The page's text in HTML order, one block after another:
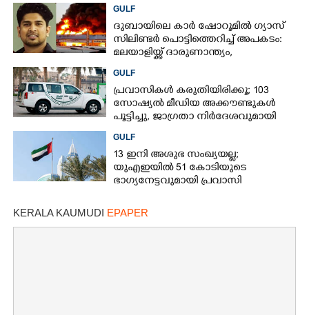
GULF
ദുബായിലെ കാർ ഷോറൂമിൽ ഗ്യാസ്
സിലിണ്ടർ പൊട്ടിത്തെറിച്ച് അപകടം:
മലയാളിയ്ക്ക് ദാരുണാന്ത്യം,
GULF
പ്രവാസികൾ കരുതിയിരിക്കൂ; 103
സോഷ്യൽ മീഡിയ അക്കൗണ്ടുകൾ
പൂട്ടിച്ചു, ജാഗ്രതാ നിർദേശവുമായി
GULF
13 ഇനി അശുഭ സംഖ്യയല്ല;
യുഎഇയിൽ 51 കോടിയുടെ
ഭാഗ്യനേട്ടവുമായി പ്രവാസി
KERALA KAUMUDI EPAPER